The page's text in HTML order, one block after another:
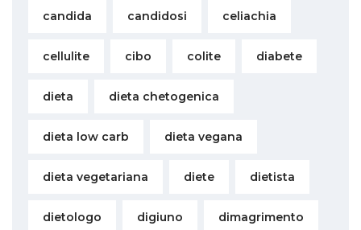
candida candidosi celiachia
cellulite cibo colite diabete
dieta dieta chetogenica
dieta low carb dieta vegana
dieta vegetariana diete dietista
dietologo digiuno dimagrimento